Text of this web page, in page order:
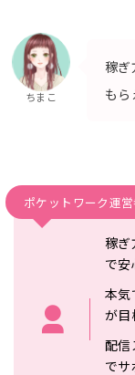
ちまこ
稼
もら
ポケットワーク運
稼
で安
本気
が目
配信
でサ